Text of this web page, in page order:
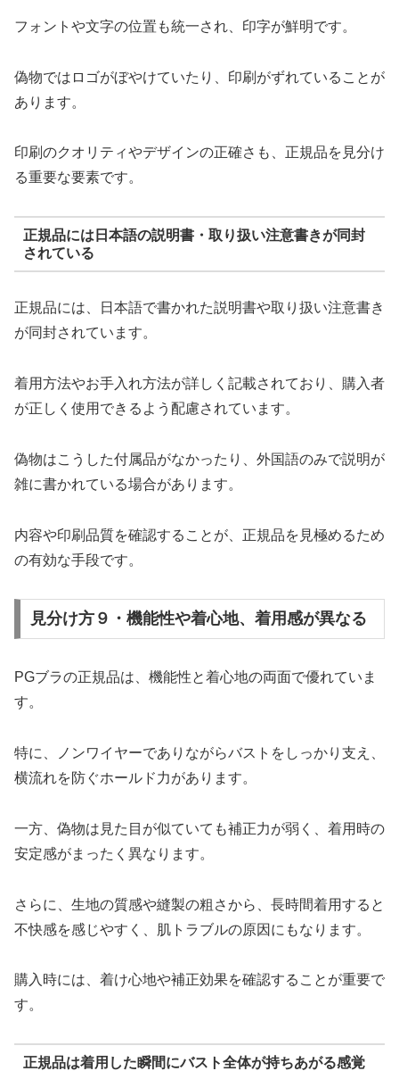
フォントや文字の位置も統一され、印字が鮮明です。
偽物ではロゴがぼやけていたり、印刷がずれていることが
あります。
印刷のクオリティやデザインの正確さも、正規品を見分け
る重要な要素です。
正規品には日本語の説明書・取り扱い注意書きが同封
されている
正規品には、日本語で書かれた説明書や取り扱い注意書き
が同封されています。
着用方法やお手入れ方法が詳しく記載されており、購入者
が正しく使用できるよう配慮されています。
偽物はこうした付属品がなかったり、外国語のみで説明が
雑に書かれている場合があります。
内容や印刷品質を確認することが、正規品を見極めるため
の有効な手段です。
見分け方９・機能性や着心地、着用感が異なる
PGブラの正規品は、機能性と着心地の両面で優れていま
す。
特に、ノンワイヤーでありながらバストをしっかり支え、
横流れを防ぐホールド力があります。
一方、偽物は見た目が似ていても補正力が弱く、着用時の
安定感がまったく異なります。
さらに、生地の質感や縫製の粗さから、長時間着用すると
不快感を感じやすく、肌トラブルの原因にもなります。
購入時には、着け心地や補正効果を確認することが重要で
す。
正規品は着用した瞬間にバスト全体が持ちあがる感覚